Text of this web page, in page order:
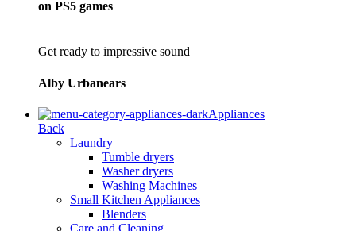
on PS5 games
Get ready to impressive sound
Alby Urbanears
Appliances
Back
Laundry
Tumble dryers
Washer dryers
Washing Machines
Small Kitchen Appliances
Blenders
Care and Cleaning